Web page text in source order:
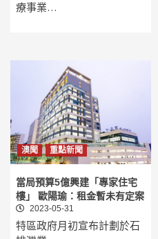
療事業…
澳聞 重點新聞
當局預算5億興建「專家住宅
樓」 歐陽瑜：租金暫未有定案
2023-05-31
特區政府月初宣布計劃於石